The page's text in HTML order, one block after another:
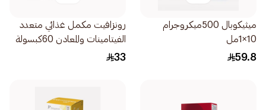
ميثيكوبال 500ميكروجرام
10×1مل
59.8
رونزافيت مكمل غذائي متعدد
الفيتامينات والمعادن 60كبسولة
33